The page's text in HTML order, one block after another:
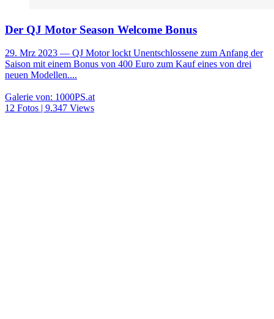
Der QJ Motor Season Welcome Bonus
29. Mrz 2023 — QJ Motor lockt Unentschlossene zum Anfang der
Saison mit einem Bonus von 400 Euro zum Kauf eines von drei
neuen Modellen....
Galerie von: 1000PS.at
12 Fotos | 9.347 Views